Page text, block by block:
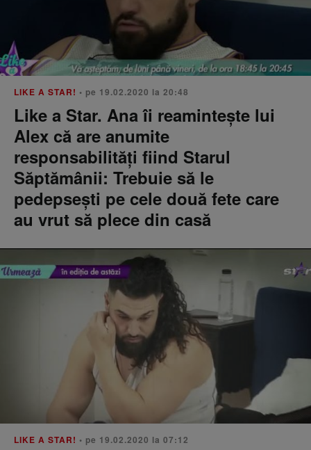
LIKE A STAR! • pe 19.02.2020 la 20:48
Like a Star. Ana îi reamintește lui
Alex că are anumite
responsabilități fiind Starul
Săptămânii: Trebuie să le
pedepsești pe cele două fete care
au vrut să plece din casă
LIKE A STAR! • pe 19.02.2020 la 07:12